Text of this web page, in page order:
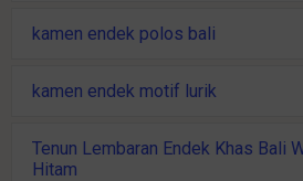
kamen endek polos bali
kamen endek motif lurik
Tenun Lembaran Endek Khas Bali
Hitam